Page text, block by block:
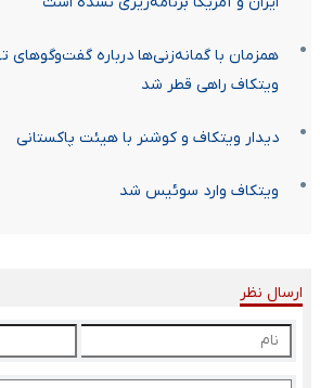
همزمان با گمانه‌زنی‌ها درباره گفت‌وگوهای
ویتکاف راهی قطر شد
دیدار ویتکاف و کوشنر با هیئت پاکستانی
ویتکاف وارد سوئیس شد
ارسال نظر